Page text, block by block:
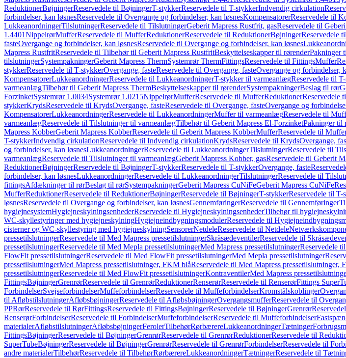
ReduktionerBøjningerReservedele til BøjningerT-stykkerReservedele til T-stykkerIndvendig cirkulation
forbindelser, kan løsnesReservedele til Overgange og forbindelser, kan løsnesKompensatorerReservedele til
LukkeanordningerTilslutningerReservedele til TilslutningerGeberit Mapress Rustfrit, gasReservedele til
1.4401NippelrørMufferReservedele til MufferReduktionerReservedele til ReduktionerBøjningerReservedele
fasteOvergange og forbindelser, kan løsnesReservedele til Overgange og forbindelser, kan løsnes
Mapress RustfritReservedele til Tilbehør til Geberit Mapress RustfritBeskyttelseskapper til rørenderPakninger
tilslutningerSystempakningerGeberit Mapress ThermSystemrør ThermFittingsReservedele til FittingsMuffer
stykkerReservedele til T-stykkerOvergange, fasteReservedele til Overgange, fasteOvergange og forbindelser,
KompensatorerLukkeanordningerReservedele til LukkeanordningerT-stykker til varmeanlægReservedele til
varmeanlægTilbehør til Geberit Mapress ThermBeskyttelseskapper til rørenderSystempakningerBeslag til rør
ForzinketSystemrør 1.0034Systemrør 1.0215NippelrørMufferReservedele til MufferReduktionerReservedele
stykkerKrydsReservedele til KrydsOvergange, fasteReservedele til Overgange, fasteOvergange og
KompensatorerLukkeanordningerReservedele til LukkeanordningerMuffer til varmeanlægReservedele til
varmeanlægReservedele til Tilslutninger til varmeanlægTilbehør til Geberit Mapress El-ForzinketPakninger til
Mapress KobberGeberit Mapress KobberReservedele til Geberit Mapress KobberMufferReservedele til
T-stykkerIndvendig cirkulationReservedele til Indvendig cirkulationKrydsReservedele til KrydsOvergange,
og forbindelser, kan løsnesLukkeanordningerReservedele til LukkeanordningerTilslutningerReservedele til
varmeanlægReservedele til Tilslutninger til varmeanlægGeberit Mapress Kobber, gasReservedele til Geberit
ReduktionerBøjningerReservedele til BøjningerT-stykkerReservedele til T-stykkerOvergange, faste
forbindelser, kan løsnesLukkeanordningerReservedele til LukkeanordningerTilslutningerReservedele til
fittingsAfdækninger til rørBeslag til rørSystempakningerGeberit Mapress CuNiFeGeberit Mapress CuNiFe
MufferReduktionerReservedele til ReduktionerBøjningerReservedele til BøjningerT-stykkerReservedele til T-
løsnesReservedele til Overgange og forbindelser, kan løsnesGennemføringerReservedele til Gennemføringer
hygiejnesystemHygiejneskylningsenhederReservedele til HygiejneskylningsenhederTilbehør til
WC-skyllestyringer med hygiejneskylningHygiejneindbygningsmodulerReservedele til
cisterner og WC-skyllestyring med hygiejneskylningSensorerNetdeleReservedele til Netdele
pressetilslutningerReservedele til Med Mapress pressetilslutningerSkråsædeventilerReservedele til
pressetilslutningerReservedele til Med Mepla pressetilslutningerMed Mapress pressetilslutningerReservedele
FlowFit pressetilslutningerReservedele til Med FlowFit pressetilslutningerMed Mepla pressetilslutninger
pressetilslutningerMed Mapress pressetilslutninger, FKM blåReservedele til Med Mapress pressetilslutninger,
pressetilslutningerReservedele til Med FlowFit pressetilslutningerKontraventilerMed Mapress
FittingsBøjningerGrenrørReservedele til GrenrørReduktionerRenserørReservedele til RenserørFittings
ForbindelserSvejseforbindelserMuffeforbindelserReservedele til MuffeforbindelserKromstålskoblinger
til AfløbstilslutningerAfløbsbøjningerReservedele til AfløbsbøjningerOvergangsmufferReservedele til
PPRørReservedele til RørFittingsReservedele til FittingsBøjningerReservedele til BøjningerGrenrør
RenserørForbindelserReservedele til ForbindelserMuffeforbindelserReservedele til Muffeforbindelser
materialerAfløbstilslutningerAfløbsbøjningerFerolerTilbehørRørbærereLukkeanordningerTætninger
FittingsBøjningerReservedele til BøjningerGrenrørReservedele til GrenrørReduktionerReservedele til
SuperTubeBøjningerReservedele til BøjningerGrenrørReservedele til GrenrørForbindelserReservedele til
andre materialerTilbehørReservedele til TilbehørRørbærereLukkeanordningerTætningerReservedele til